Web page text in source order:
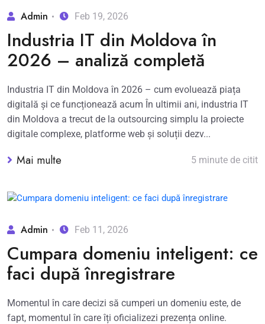
Admin Feb 19, 2026
Industria IT din Moldova în
2026 – analiză completă
Industria IT din Moldova în 2026 – cum evoluează piața
digitală și ce funcționează acum În ultimii ani, industria IT
din Moldova a trecut de la outsourcing simplu la proiecte
digitale complexe, platforme web și soluții dezv...
Mai multe 5 minute de citit
Admin Feb 11, 2026
Cumpara domeniu inteligent: ce
faci după înregistrare
Momentul în care decizi să cumperi un domeniu este, de
fapt, momentul în care îți oficializezi prezența online.